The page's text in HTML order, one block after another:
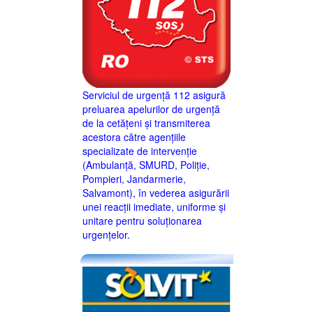
Serviciul de urgență 112 asigură
preluarea apelurilor de urgență
de la cetățeni și transmiterea
acestora către agențiile
specializate de intervenție
(Ambulanță, SMURD, Poliție,
Pompieri, Jandarmerie,
Salvamont), în vederea asigurării
unei reacții imediate, uniforme și
unitare pentru soluționarea
urgențelor.